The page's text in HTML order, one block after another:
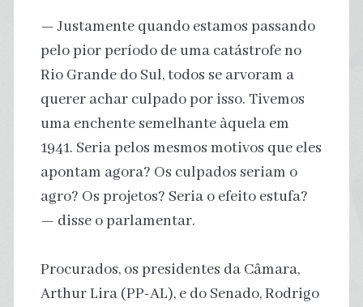
— Justamente quando estamos passando
pelo pior período de uma catástrofe no
Rio Grande do Sul, todos se arvoram a
querer achar culpado por isso. Tivemos
uma enchente semelhante àquela em
1941. Seria pelos mesmos motivos que eles
apontam agora? Os culpados seriam o
agro? Os projetos? Seria o efeito estufa?
— disse o parlamentar.
Procurados, os presidentes da Câmara,
Arthur Lira (PP-AL), e do Senado, Rodrigo